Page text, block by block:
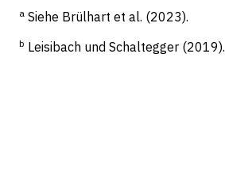
aSiehe Brülhart et al. (2023).
b Leisibach und Schaltegger (2019).